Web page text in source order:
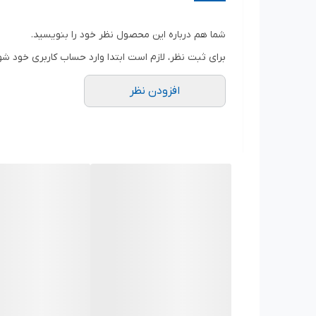
این آچار قابل اتصال به دسته بکس درایو ۱/۲ و بکس ۲۷ میباشد.
شما هم درباره این محصول نظر خود را بنویسید.
برای ثبت نظر، لازم است ابتدا وارد حساب کاربری خود
افزودن نظر